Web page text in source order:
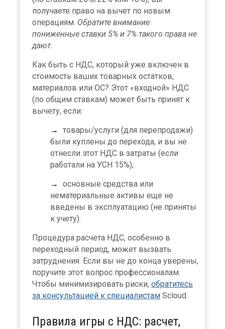
получаете право на вычет по новым
операциям. Обратите внимание:
пониженные ставки 5% и 7% такого права не
дают.
Как быть с НДС, который уже включен в
стоимость ваших товарных остатков,
материалов или ОС? Этот «входной» НДС
(по общим ставкам) может быть принят к
вычету, если:
товары/услуги (для перепродажи)
были куплены до перехода, и вы не
отнесли этот НДС в затраты (если
работали на УСН 15%);
основные средства или
нематериальные активы еще не
введены в эксплуатацию (не приняты
к учету).
Процедура расчета НДС, особенно в
переходный период, может вызвать
затруднения. Если вы не до конца уверены,
поручите этот вопрос профессионалам.
Чтобы минимизировать риски, обратитесь
за консультацией к специалистам Scloud.
Правила игры с НДС: расчет,